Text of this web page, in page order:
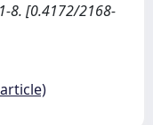
8. [0.4172/2168-